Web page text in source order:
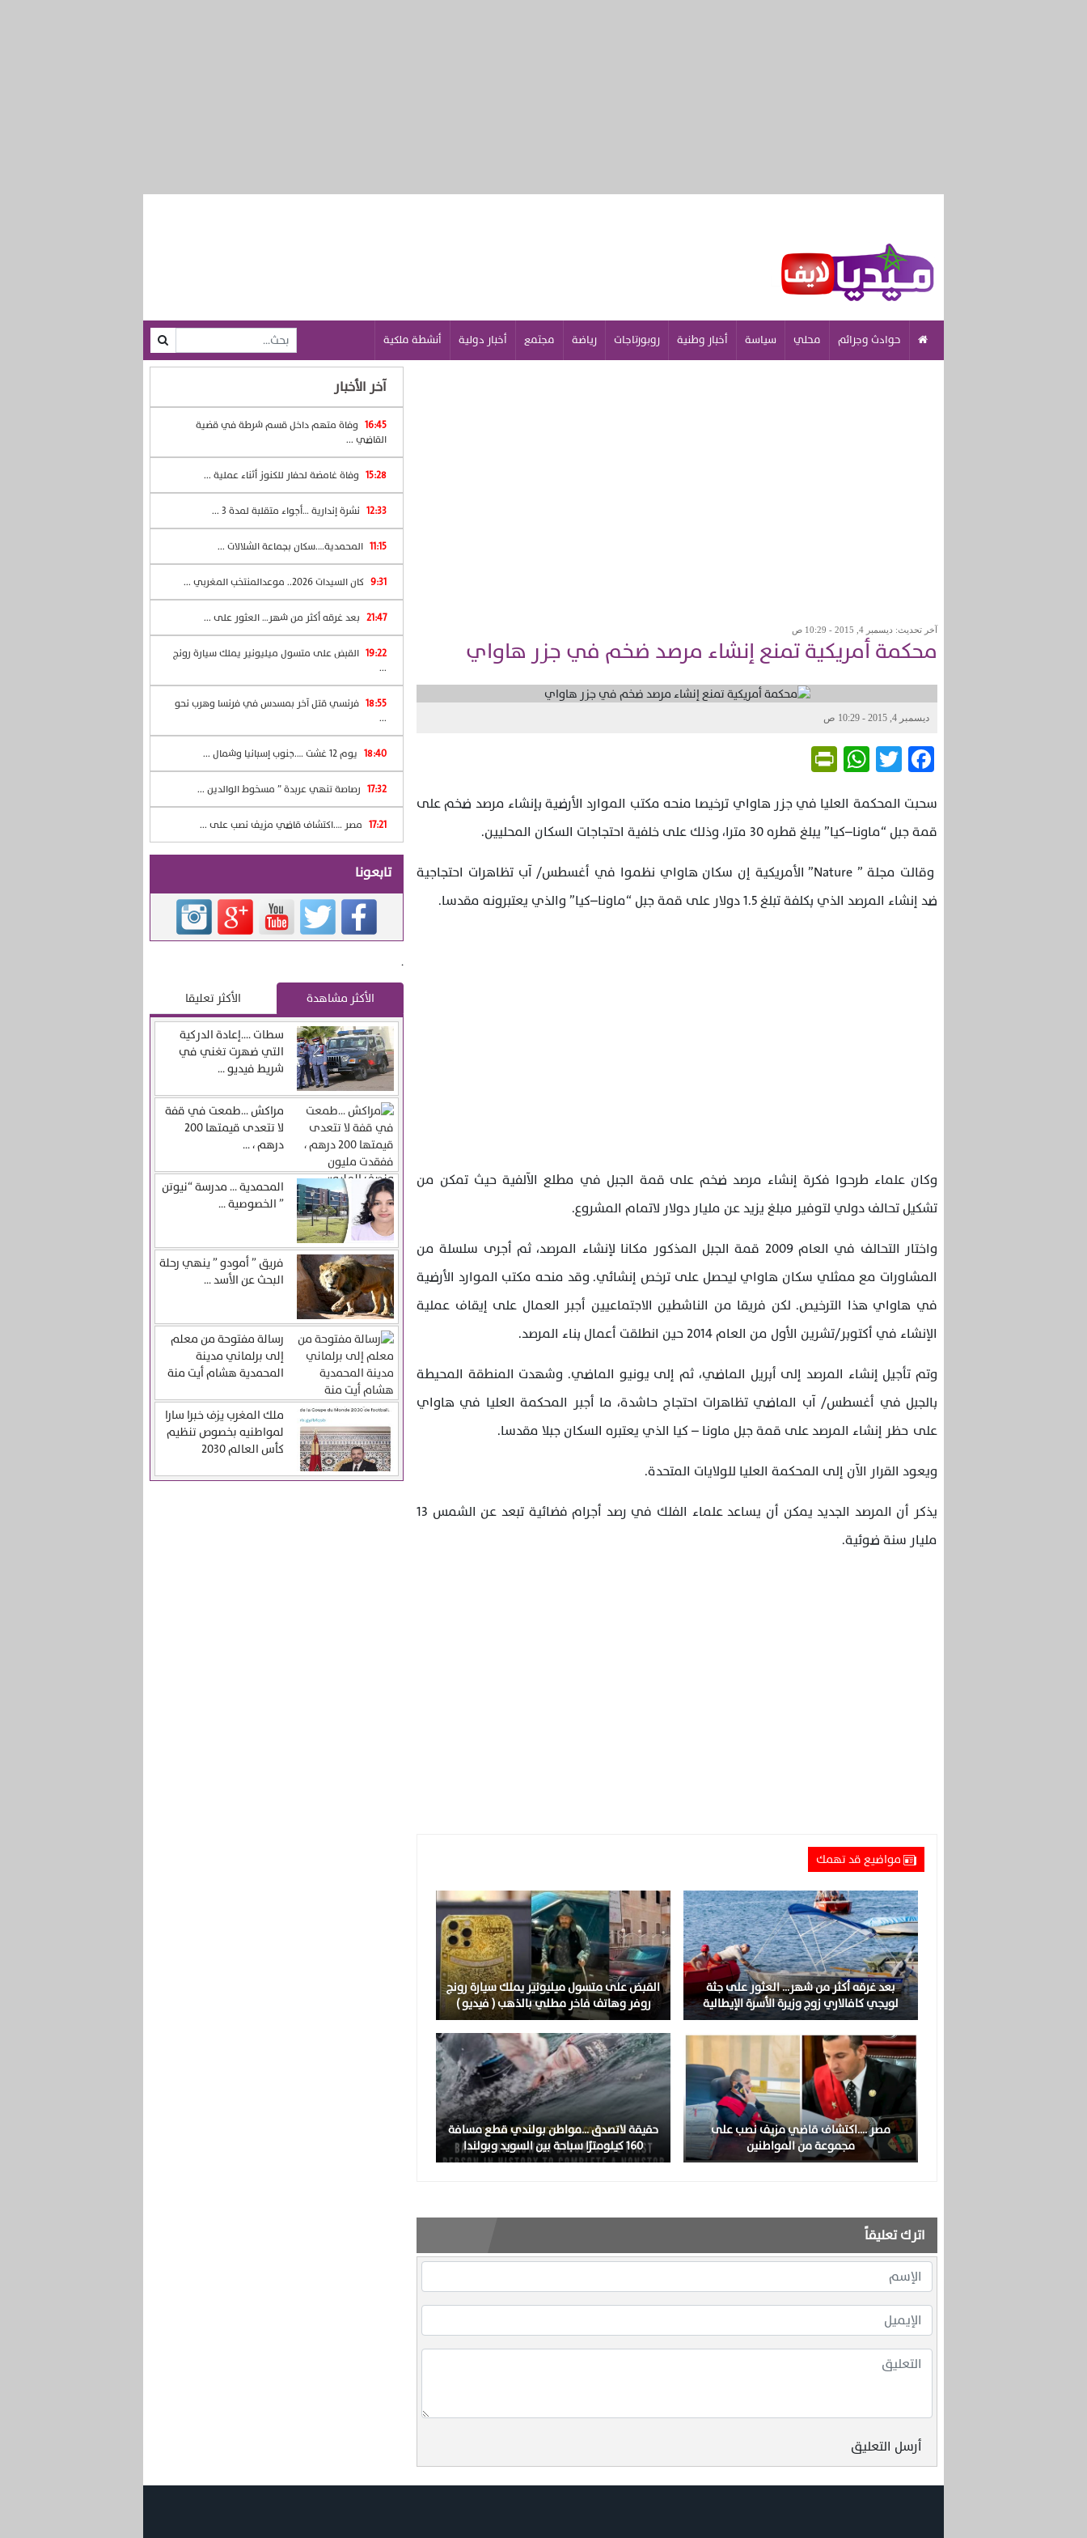
حوادث وجرائم محلي سياسة أخبار وطنية روبورتاجات رياضة مجتمع أخبار دولية أنشطة ملكية
آخر تحديث: ديسمبر 4, 2015 - 10:29 ص
محكمة أمريكية تمنع إنشاء مرصد ضخم في جزر هاواي
ديسمبر 4, 2015 - 10:29 ص
Facebook
Twitter
WhatsApp
سحبت المحكمة العليا في جزر هاواي ترخيصا منحه مكتب الموارد الأرضية بإنشاء مرصد ضخم على
قمة جبل “ماونا–كيا” يبلغ قطره 30 مترا، وذلك على خلفية احتجاجات السكان المحليين.
وقالت مجلة ” Nature” الأمريكية إن سكان هاواي نظموا في أغسطس/ آب تظاهرات احتجاجية
ضد إنشاء المرصد الذي بكلفة تبلغ 1.5 دولار على قمة جبل “ماونا–كيا” والذي يعتبرونه مقدسا.
وكان علماء طرحوا فكرة إنشاء مرصد ضخم على قمة الجبل في مطلع الآلفية حيث تمكن من
تشكيل تحالف دولي لتوفير مبلغ يزيد عن مليار دولار لاتمام المشروع.
واختار التحالف في العام 2009 قمة الجبل المذكور مكانا لإنشاء المرصد، ثم أجرى سلسلة من
المشاورات مع ممثلي سكان هاواي ليحصل على ترخص إنشائي. وقد منحه مكتب الموارد الأرضية
في هاواي هذا الترخيص. لكن فريقا من الناشطين الاجتماعيين أجبر العمال على إيقاف عملية
الإنشاء في أكتوبر/تشرين الأول من العام 2014 حين انطلقت أعمال بناء المرصد.
وتم تأجيل إنشاء المرصد إلى أبريل الماضي، ثم إلى يونيو الماضي. وشهدت المنطقة المحيطة
بالجبل في أغسطس/ آب الماضي تظاهرات احتجاج حاشدة، ما أجبر المحكمة العليا في هاواي
على حظر إنشاء المرصد على قمة جبل ماونا – كيا الذي يعتبره السكان جبلا مقدسا.
ويعود القرار الآن إلى المحكمة العليا للولايات المتحدة.
يذكر أن المرصد الجديد يمكن أن يساعد علماء الفلك في رصد أجرام فضائية تبعد عن الشمس 13
مليار سنة ضوئية.
مواضيع قد تهمك
بعد غرقه أكثر من شهر… العثور على جثة
لويجي كافالاري زوج وزيرة الأسرة الإيطالية
القبض على متسول ميليونير يملك سيارة رونج
روفر وهاتف فاخر مطلي بالذهب ( فيديو )
مصر ….اكتشاف قاضي مزيف نصب على
مجموعة من المواطنين
حقيقة لاتصدق …مواطن بولندي قطع مسافة
160 كيلومترًا سباحة بين السويد وبولندا
اترك تعليقاً
أرسل التعليق
آخر الأخبار
16:45 وفاة متهم داخل قسم شرطة في قضية
القاضي ...
15:28 وفاة غامضة لحفار للكنوز أثناء عملية ...
12:33 نشرة إندارية …أجواء متقلبة لمدة 3 ...
11:15 المحمدية….سكان بجماعة الشلالات ...
9:31 كان السيدات 2026.. موعدالمنتخب المغربي ...
21:47 بعد غرقه أكثر من شهر… العثور على ...
19:22 القبض على متسول ميليونير يملك سيارة رونج
...
18:55 فرنسي قتل آخر بمسدس في فرنسا وهرب نحو
...
18:40 يوم 12 غشت ….جنوب إسبانيا وشمال ...
17:32 رصاصة تنهي عربدة ” مسخوط الوالدين ...
17:21 مصر ….اكتشاف قاضي مزيف نصب على ...
تابعونا
.
الأكثر مشاهدة
الأكثر تعليقا
سطات ….إعادة الدركية
التي ضهرت تغني في
شريط فيديو ...
مراكش …طمعت في قفة
لا تتعدى قيمتها 200
درهم ، ...
المحمدية … مدرسة “نيوتن
” الخصوصية ...
فريق ” أمودو ” ينهي رحلة
البحث عن الأسد ...
رسالة مفتوحة من معلم
إلى برلماني مدينة
المحمدية هشام أيت منة
ملك المغرب يزف خبرا سارا
لمواطنيه بخصوص تنظيم
كأس العالم 2030